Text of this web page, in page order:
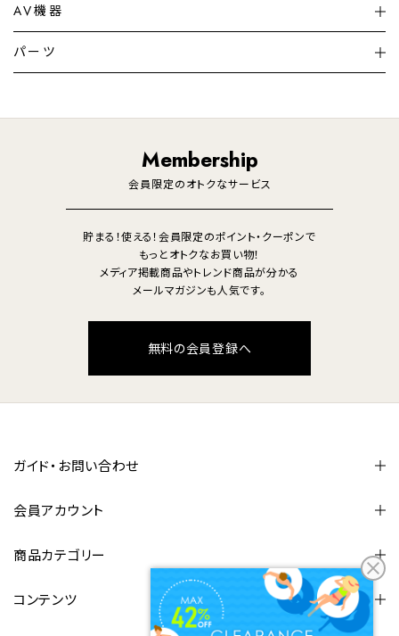
加湿器・空気清浄機
暖房機 掃除機
調理家電 生活家電
シーリングライト
デスクライト
AV機器
テレビ
パーツ
Membership
会員限定のオトクなサービス
貯まる！使える！会員限定のポイント・クーポンで
もっとオトクなお買い物！
メディア掲載商品やトレンド商品が分かる
メールマガジンも人気です。
無料の会員登録へ
ガイド・お問い合わせ
会員アカウント
商品カテゴリー
コンテンツ